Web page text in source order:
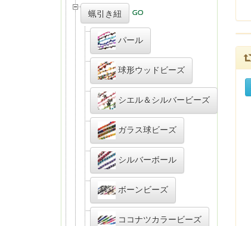
蝋引き紐
パール
球形ウッドビーズ
シエル＆シルバービーズ
ガラス球ビーズ
シルバーボール
ボーンビーズ
ココナツカラービーズ